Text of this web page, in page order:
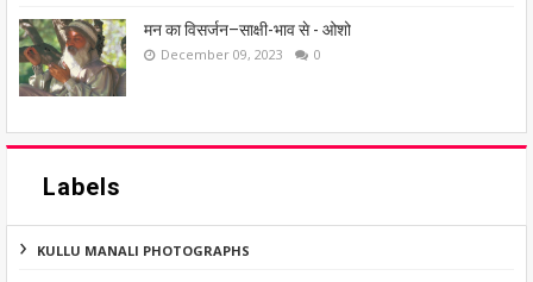
मन का विसर्जन–साक्षी-भाव से - ओशो
December 09, 2023 0
Labels
KULLU MANALI PHOTOGRAPHS